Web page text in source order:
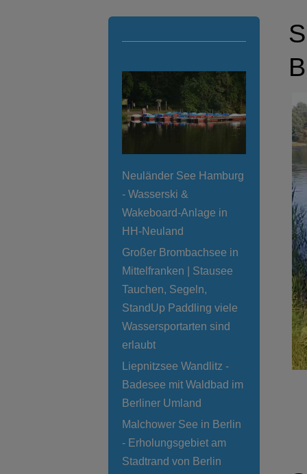
Neuländer See Hamburg
- Wasserski &
Wakeboard-Anlage in
HH-Neuland
Großer Brombachsee in
Mittelfranken | Stausee
Tauchen, Segeln,
StandUp Paddling viele
Wassersportarten sind
erlaubt
Liepnitzsee Wandlitz -
Badesee mit Waldbad im
Berliner Umland
Malchower See in Berlin
- Erholungsgebiet am
Stadtrand von Berlin